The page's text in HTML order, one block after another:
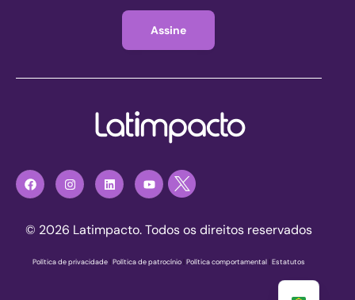
Assine
© 2026 Latimpacto. Todos os direitos reservados
Política de privacidade|Política de patrocínio|Política comportamental|Estatutos
Registre-se agora